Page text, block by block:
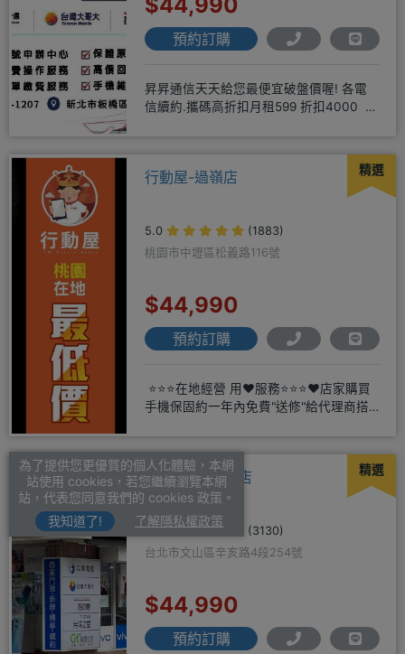
預約訂購
昇昇通信天天給您最便宜破盤價喔! 各電
信續約.攜碼高折扣月租599 折扣4000 月
精選
行動屋-過嶺店
5.0
(1883)
桃園市中壢區松義路116號
$44,990
預約訂購
⭐⭐⭐在地經營 用❤️服務⭐⭐⭐❤️店家購買
手機保固約一年內免費"送修"給代理商搭
精選
揚昇通訊-文山店
4.9
(3130)
台北市文山區辛亥路4段254號
$44,990
預約訂購
為了提供您更優質的個人化體驗，本網
站使用 cookies，若您繼續瀏覽本網
站，代表您同意我們的 cookies 政策。
我知道了!
了解隱私權政策